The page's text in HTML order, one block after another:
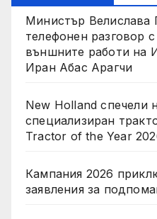
Министър Велислава
телефонен разговор
външните работи на
Иран Абас Арагчи
New Holland спечели
специализиран
Tractor of the Year
Кампания 2026
заявления за